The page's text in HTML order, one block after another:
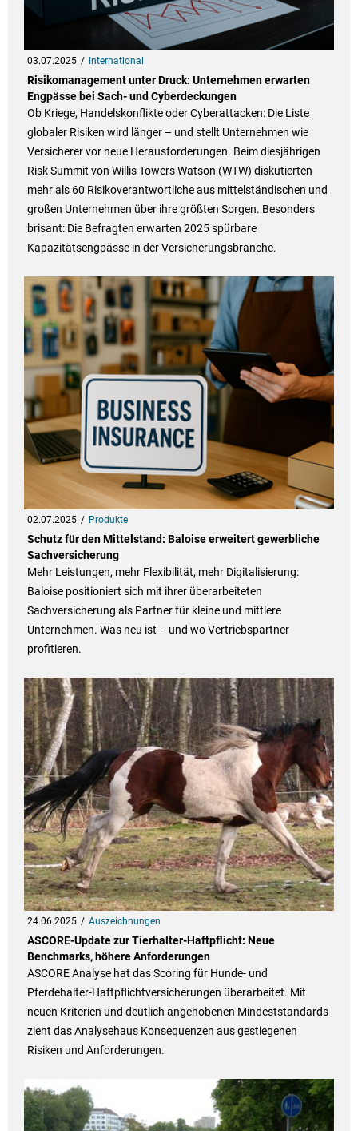
03.07.2025 International
Risikomanagement unter Druck: Unternehmen erwarten
Engpässe bei Sach- und Cyberdeckungen
Ob Kriege, Handelskonflikte oder Cyberattacken: Die Liste
globaler Risiken wird länger – und stellt Unternehmen wie
Versicherer vor neue Herausforderungen. Beim diesjährigen
Risk Summit von Willis Towers Watson (WTW) diskutierten
mehr als 60 Risikoverantwortliche aus mittelständischen und
großen Unternehmen über ihre größten Sorgen. Besonders
brisant: Die Befragten erwarten 2025 spürbare
Kapazitätsengpässe in der Versicherungsbranche.
02.07.2025 Produkte
Schutz für den Mittelstand: Baloise erweitert gewerbliche
Sachversicherung
Mehr Leistungen, mehr Flexibilität, mehr Digitalisierung:
Baloise positioniert sich mit ihrer überarbeiteten
Sachversicherung als Partner für kleine und mittlere
Unternehmen. Was neu ist – und wo Vertriebspartner
profitieren.
24.06.2025 Auszeichnungen
ASCORE-Update zur Tierhalter-Haftpflicht: Neue
Benchmarks, höhere Anforderungen
ASCORE Analyse hat das Scoring für Hunde- und
Pferdehalter-Haftpflichtversicherungen überarbeitet. Mit
neuen Kriterien und deutlich angehobenen Mindeststandards
zieht das Analysehaus Konsequenzen aus gestiegenen
Risiken und Anforderungen.